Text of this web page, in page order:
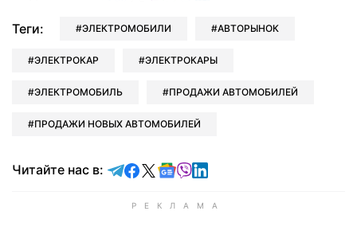
Теги: ЭЛЕКТРОМОБИЛИ АВТОРЫНОК
ЭЛЕКТРОКАР ЭЛЕКТРОКАРЫ
ЭЛЕКТРОМОБИЛЬ ПРОДАЖИ АВТОМОБИЛЕЙ
ПРОДАЖИ НОВЫХ АВТОМОБИЛЕЙ
Читайте нас в: Читайте в Telegram
Читайте в Facebook
Читайте в X
Читайте в Google news
Читайте в Viber
Читайте в LinkedIn